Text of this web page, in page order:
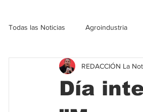
Todas las Noticias Agroindustria
Politica
Educación Turismo
Día
REDACCIÓN La